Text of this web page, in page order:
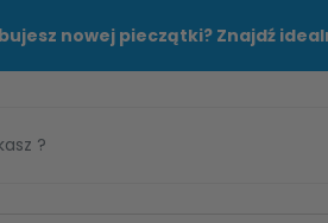
nowej pieczątki? Znajdź